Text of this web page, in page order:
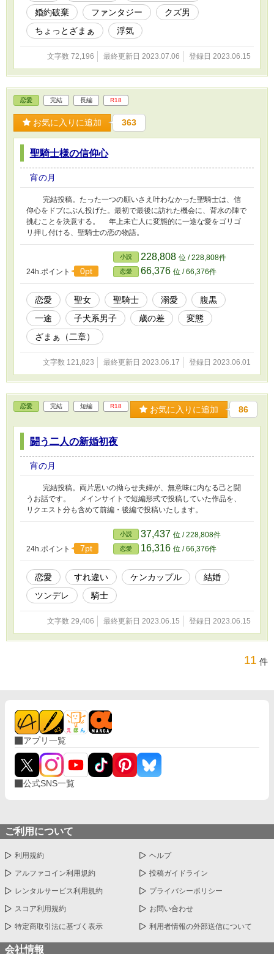
婚約破棄
ファンタジー
クズ男
ちょっとざまぁ
浮気
文字数 72,196 最終更新日 2023.07.06 登録日 2023.06.15
恋愛 完結 長編 R18
お気に入りに追加 363
聖騎士様の信仰心
宵の月
完結投稿。たった一つの願いさえ叶わなかった聖騎士は、信
仰心をドブにぶん投げた。最初で最後に訪れた機会に、背水の陣で
挑むことを決意する。 年上未亡人に変態的に一途な愛をゴリゴ
リ押し付ける、聖騎士の恋の物語。
24h.ポイント 0pt
小説 228,808 位 / 228,808件
恋愛 66,376 位 / 66,376件
恋愛 聖女 聖騎士 溺愛
腹黒
一途
子犬系男子 歳の差
変態
ざまぁ（二章）
文字数 121,823 最終更新日 2023.06.17 登録日 2023.06.01
恋愛 完結 短編 R18 お気に入りに追加 86
闘う二人の新婚初夜
宵の月
完結投稿。両片思いの拗らせ夫婦が、無意味に内なる己と闘
うお話です。 メインサイトで短編形式で投稿していた作品を、
リクエスト分も含めて前編・後編で投稿いたします。
24h.ポイント 7pt
小説 37,437 位 / 228,808件
恋愛 16,316 位 / 66,376件
恋愛 すれ違い ケンカップル
結婚
ツンデレ
騎士
文字数 29,406 最終更新日 2023.06.15 登録日 2023.06.15
11 件
アプリ一覧
公式SNS一覧
ご利用について
利用規約 ヘルプ
アルファコイン利用規約 投稿ガイドライン
レンタルサービス利用規約 プライバシーポリシー
スコア利用規約 お問い合わせ
特定商取引法に基づく表示 利用者情報の外部送信について
会社情報